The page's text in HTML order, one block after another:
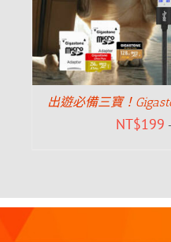
出遊必備三寶！
NT$199